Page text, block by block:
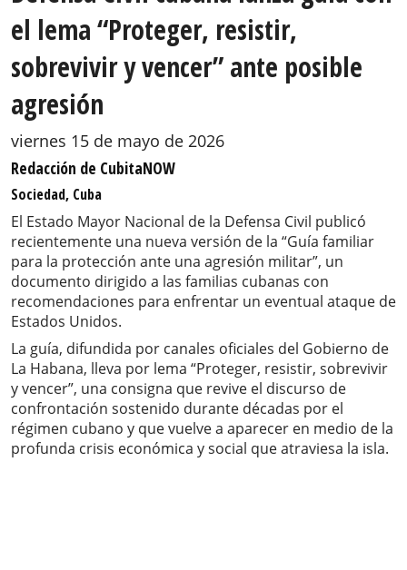
el lema “Proteger, resistir,
sobrevivir y vencer” ante posible
agresión
viernes 15 de mayo de 2026
Redacción de CubitaNOW
Sociedad, Cuba
El Estado Mayor Nacional de la Defensa Civil publicó
recientemente una nueva versión de la “Guía familiar
para la protección ante una agresión militar”, un
documento dirigido a las familias cubanas con
recomendaciones para enfrentar un eventual ataque de
Estados Unidos.
La guía, difundida por canales oficiales del Gobierno de
La Habana, lleva por lema “Proteger, resistir, sobrevivir
y vencer”, una consigna que revive el discurso de
confrontación sostenido durante décadas por el
régimen cubano y que vuelve a aparecer en medio de la
profunda crisis económica y social que atraviesa la isla.